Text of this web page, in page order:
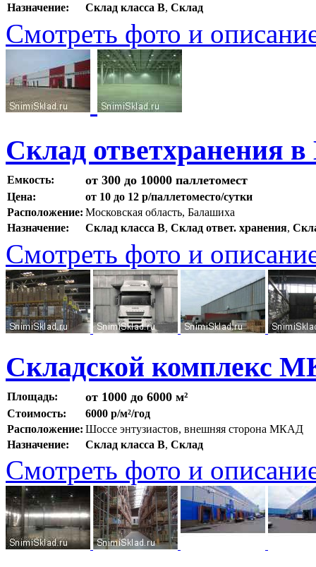
Назначение:
Склад класса B, Склад
Смотреть фото и
Склад ответхранения
Емкость: от 300 до 10000 паллетомест
Цена:
от 10 до 12 р/паллетоместо/сутки
Расположение: Московская область, Балашиха
Назначение:
Склад класса B, Склад ответ. хранения,
Смотреть фото и
Складской комплекс
Площадь: от 1000 до 6000 м²
Стоимость:
6000 р/м²/год
Расположение: Шоссе энтузиастов, внешняя сторона МКАД
Назначение:
Склад класса B, Склад
Смотреть фото и